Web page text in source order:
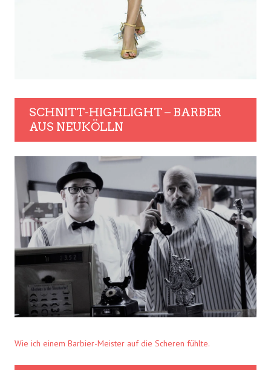
SCHNITT-HIGHLIGHT – BARBER
AUS NEUKÖLLN
Wie ich einem Barbier-Meister auf die Scheren fühlte.